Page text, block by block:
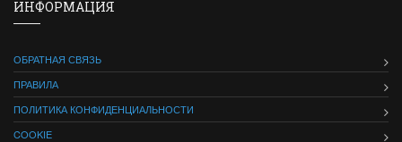
ИНФОРМАЦИЯ
ОБРАТНАЯ СВЯЗЬ
ПРАВИЛА
ПОЛИТИКА КОНФИДЕНЦИАЛЬНОСТИ
COOKIE